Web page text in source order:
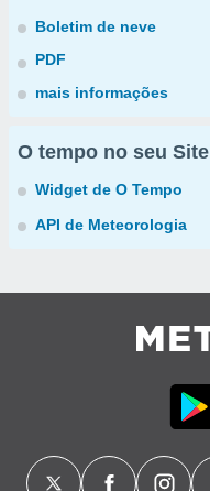
Boletim de neve
PDF
mais informações
O tempo no seu Site
Widget de O Tempo
API de Meteorologia